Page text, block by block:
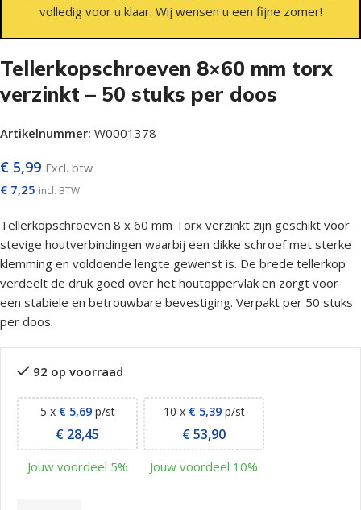
volledig voor u klaar. Wij wensen u een fijne zomer!
Tellerkopschroeven 8×60 mm torx
verzinkt – 50 stuks per doos
Artikelnummer: W0001378
€ 5,99 Excl. btw
€ 7,25 incl. BTW
Tellerkopschroeven 8 x 60 mm Torx verzinkt zijn geschikt voor
stevige houtverbindingen waarbij een dikke schroef met sterke
klemming en voldoende lengte gewenst is. De brede tellerkop
verdeelt de druk goed over het houtoppervlak en zorgt voor
een stabiele en betrouwbare bevestiging. Verpakt per 50 stuks
per doos.
92 op voorraad
5 x €5,69p/st
€ 28,45
Jouw voordeel 5%
10 x €5,39p/st
€53,90
Jouw voordeel 10%